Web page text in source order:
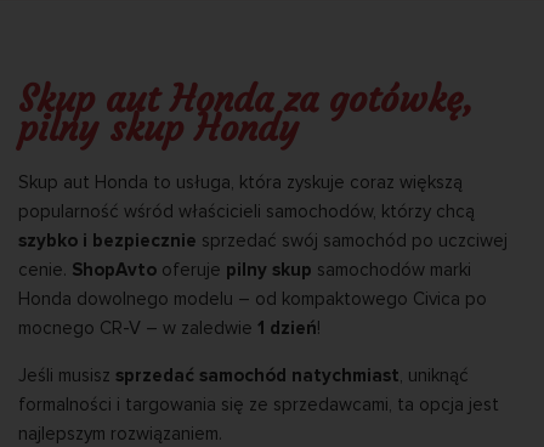
Skup aut Honda za gotówkę,
pilny skup Hondy
Skup aut Honda to usługa, która zyskuje coraz większą
popularność wśród właścicieli samochodów, którzy chcą
szybko i bezpiecznie sprzedać swój samochód po uczciwej
cenie. ShopAvto oferuje pilny skup samochodów marki
Honda dowolnego modelu – od kompaktowego Civica po
mocnego CR-V – w zaledwie 1 dzień!
Jeśli musisz sprzedać samochód natychmiast, uniknąć
formalności i targowania się ze sprzedawcami, ta opcja jest
najlepszym rozwiązaniem.